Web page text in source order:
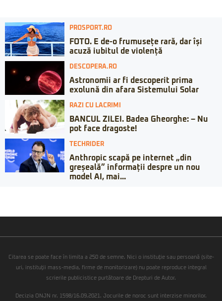
PROSPORT.RO
FOTO. E de-o frumusețe rară, dar își
acuză iubitul de violență
DESCOPERA.RO
Astronomii ar fi descoperit prima
exolună din afara Sistemului Solar
RAZI CU LACRIMI
BANCUL ZILEI. Badea Gheorghe: – Nu
pot face dragoste!
TECHRIDER
Anthropic scapă pe internet „din
greșeală” informații despre un nou
model AI, mai...
Citarea se poate face în limita a 250 de semne. Nici o instituţie sau persoană (site-
uri, instituţii mass-media, firme de monitorizare) nu poate reproduce integral
scrierile publicistice purtătoare de Drepturi de Autor.
Decizia ONJN nr. 1598/16.09.2021. Jocurile de noroc sunt interzise minorilor.